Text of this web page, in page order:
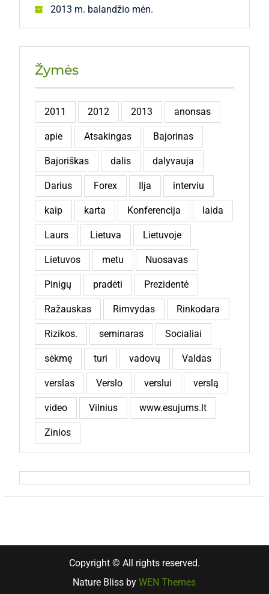
2013 m. balandžio mėn.
Žymės
2011 2012 2013 anonsas
apie Atsakingas Bajorinas
Bajoriškas dalis dalyvauja
Darius Forex Ilja interviu
kaip karta Konferencija laida
Laurs Lietuva Lietuvoje
Lietuvos metu Nuosavas
Pinigų pradėti Prezidentė
Ražauskas Rimvydas Rinkodara
Rizikos. seminaras Socialiai
sėkmę turi vadovų Valdas
verslas Verslo verslui verslą
video Vilnius www.esujums.lt
Zinios
Copyright © All rights reserved.
Nature Bliss byWEN Themes